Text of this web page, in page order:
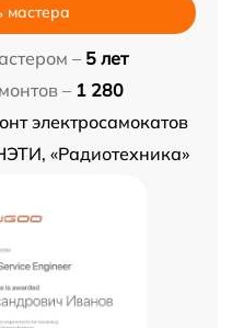
мастера
– 5 лет
– 1 280
электросамокатов
«Радиотехника»